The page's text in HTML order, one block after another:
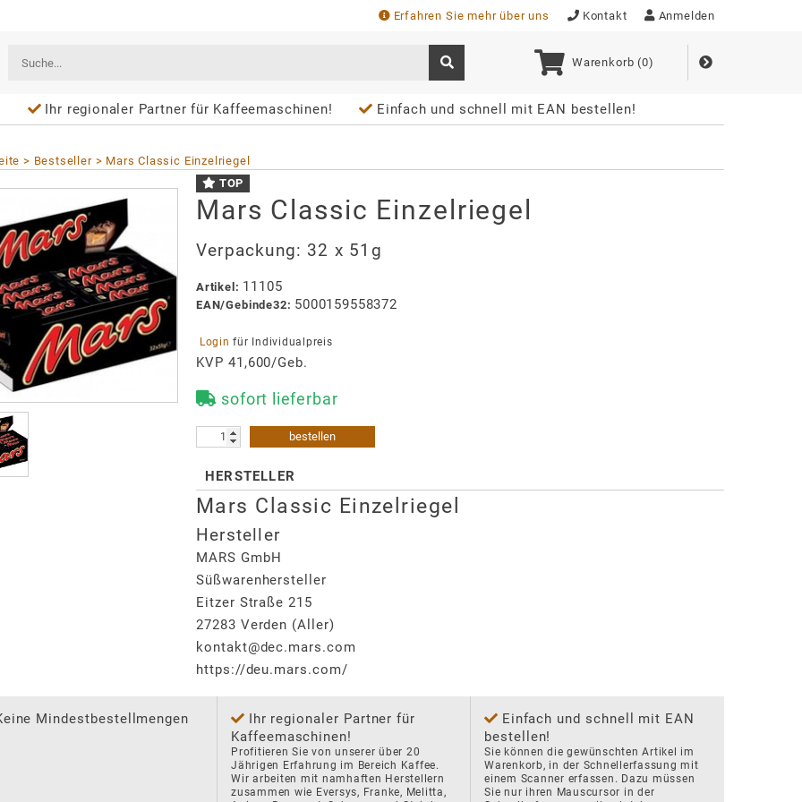
Erfahren Sie mehr über uns Kontakt Anmelden
Warenkorb (0)
Ihr regionaler Partner für Kaffeemaschinen! Einfach und schnell mit EAN bestellen!
Bestseller
Mars Classic Einzelriegel
TOP
Mars Classic Einzelriegel
Verpackung: 32 x 51g
Artikel : 11105
EAN/Gebinde32: 5000159558372
Login für Individualpreis
KVP 41,600/Geb.
sofort lieferbar
bestellen
HERSTELLER
Mars Classic Einzelriegel
Hersteller
MARS GmbH
Süßwarenhersteller
Eitzer Straße 215
27283 Verden (Aller)
kontakt@dec.mars.com
https://deu.mars.com/
Mindestbestellmengen
Ihr regionaler Partner für
Kaffeemaschinen!
Profitieren Sie von unserer über 20
Jährigen Erfahrung im Bereich Kaffee.
Wir arbeiten mit namhaften Herstellern
zusammen wie Eversys, Franke, Melitta,
Einfach und schnell mit EAN
bestellen!
Sie können die gewünschten Artikel im
Warenkorb, in der Schnellerfassung mit
einem Scanner erfassen. Dazu müssen
Sie nur ihren Mauscursor in der